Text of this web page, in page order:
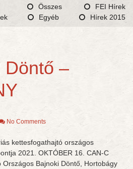
Összes
FEI Hírek
Egyéb Hírek 2015
Döntő –
No Comments
kettesfogathajtó országos
2021. OKTÓBER 16. CAN-C
Bajnoki Döntő, Hortobágy